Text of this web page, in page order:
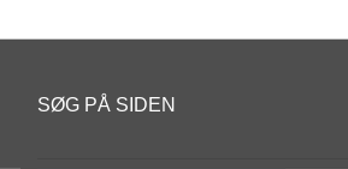
SØG PÅ SIDEN